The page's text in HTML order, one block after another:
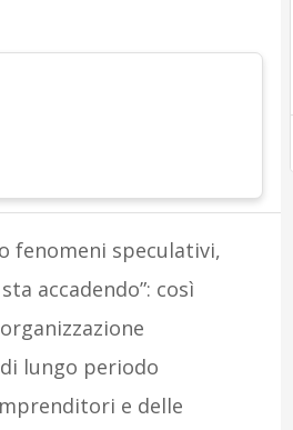
fenomeni speculativi,
accadendo”: così
lungo periodo
e delle